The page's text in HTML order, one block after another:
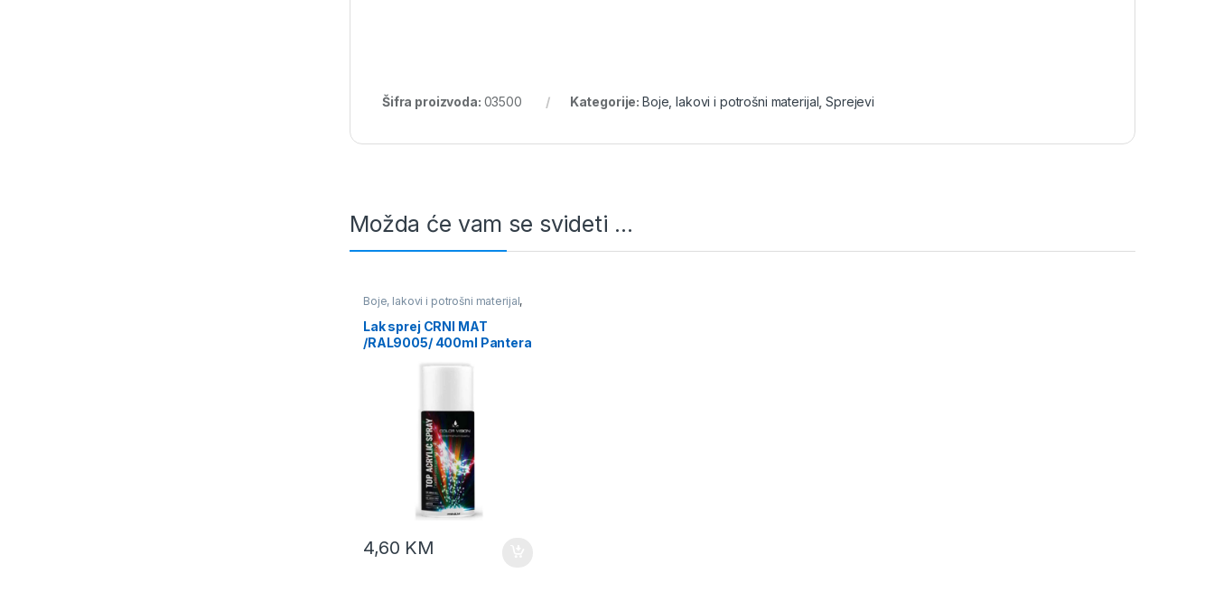
Šifra proizvoda: 03500 Kategorije: Boje, lakovi i potrošni materijal ,Sprejevi
Možda će vam se svideti …
Boje, lakovi i potrošni materijal,
Sprejevi
Lak sprej CRNI MAT
/RAL9005/ 400ml Pantera
4,60 KM